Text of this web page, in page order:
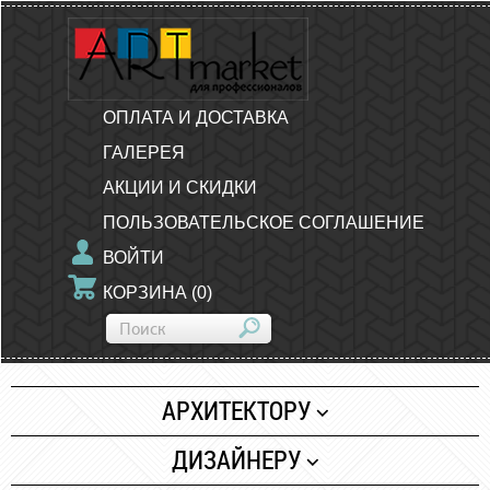
ОПЛАТА И ДОСТАВКА
ГАЛЕРЕЯ
АКЦИИ И СКИДКИ
ПОЛЬЗОВАТЕЛЬСКОЕ СОГЛАШЕНИЕ
ВОЙТИ
КОРЗИНА (0)
АРХИТЕКТОРУ
Бумага
ДИЗАЙНЕРУ